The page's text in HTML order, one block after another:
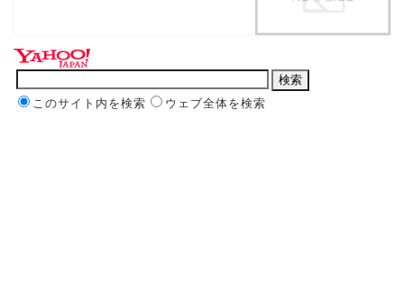
このサイト内を検索 ウェブ全体を検索